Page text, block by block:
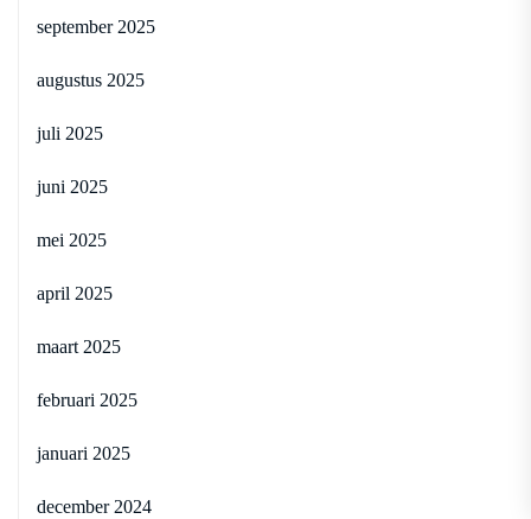
september 2025
augustus 2025
juli 2025
juni 2025
mei 2025
april 2025
maart 2025
februari 2025
januari 2025
december 2024